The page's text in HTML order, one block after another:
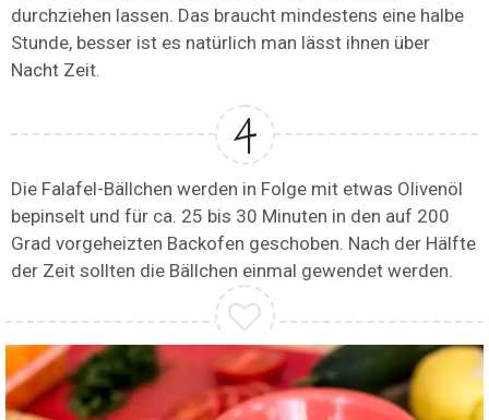
durchziehen lassen. Das braucht mindestens eine halbe
Stunde, besser ist es natürlich man lässt ihnen über
Nacht Zeit.
Die Falafel-Bällchen werden in Folge mit etwas Olivenöl
bepinselt und für ca. 25 bis 30 Minuten in den auf 200
Grad vorgeheizten Backofen geschoben. Nach der Hälfte
der Zeit sollten die Bällchen einmal gewendet werden.